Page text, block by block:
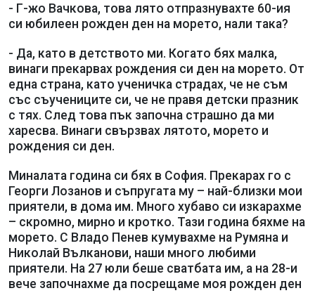
- Г-жо Вачкова, това лято отпразнувахте 60-ия
си юбилеен рожден ден на морето, нали така?
- Да, като в детството ми. Когато бях малка,
винаги прекарвах рождения си ден на морето. От
една страна, като ученичка страдах, че не съм
със съучениците си, че не правя детски празник
с тях. След това пък започна страшно да ми
харесва. Винаги свързвах лятото, морето и
рождения си ден.
Миналата година си бях в София. Прекарах го с
Георги Лозанов и съпругата му – най-близки мои
приятели, в дома им. Много хубаво си изкарахме
– скромно, мирно и кротко. Тази година бяхме на
морето. С Владо Пенев кумувахме на Румяна и
Николай Вълканови, наши много любими
приятели. На 27 юли беше сватбата им, а на 28-и
вече започнахме да посрещаме моя рожден ден